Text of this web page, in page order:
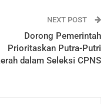
NEXT POST
Dorong Pemerintah
Prioritaskan Putra-Putri
dalam Seleksi CPNS